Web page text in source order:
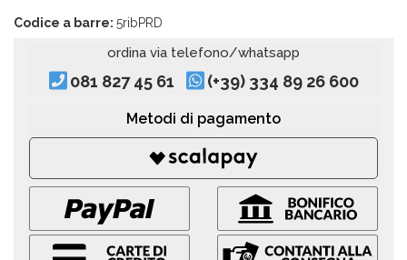
Codice a barre: 5ribPRD
ordina via telefono/whatsapp
081 827 45 61 (+39) 334 89 26 600
Metodi di pagamento